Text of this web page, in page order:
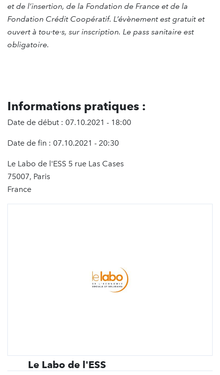
et de l’insertion, de la Fondation de France et de la
Fondation Crédit Coopératif. L’évènement est gratuit et
ouvert à tou·te·s, sur inscription. Le pass sanitaire est
obligatoire.
Informations pratiques :
Date de début : 07.10.2021 - 18:00
Date de fin : 07.10.2021 - 20:30
Le Labo de l'ESS 5 rue Las Cases
75007, Paris
France
Le Labo de l'ESS